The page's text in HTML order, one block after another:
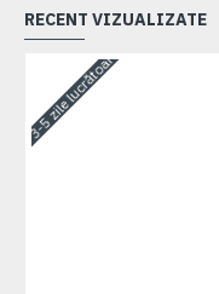
RECENT VIZUALIZATE
3-5 zile lucrătoare